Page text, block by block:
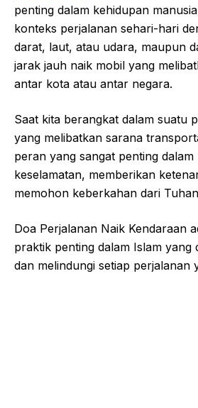
penting dalam kehidupan
konteks perjalanan sehari-hari
darat, laut, atau udara, maupun
jarak jauh naik mobil yang
antar kota atau antar negara.
Saat kita berangkat dalam suatu
yang melibatkan sarana
peran yang sangat penting dalam
keselamatan, memberikan
memohon keberkahan dari
Doa Perjalanan Naik Kendaraan
praktik penting dalam Islam yang
dan melindungi setiap perjalanan